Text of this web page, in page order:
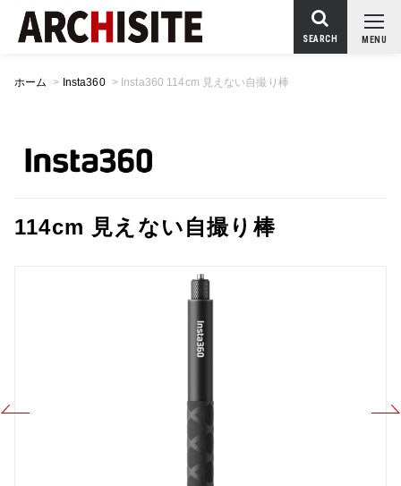
MENU
SEARCH
ホーム > Insta360 > Insta360 114cm 見えない自撮り棒
114cm 見えない自撮り棒